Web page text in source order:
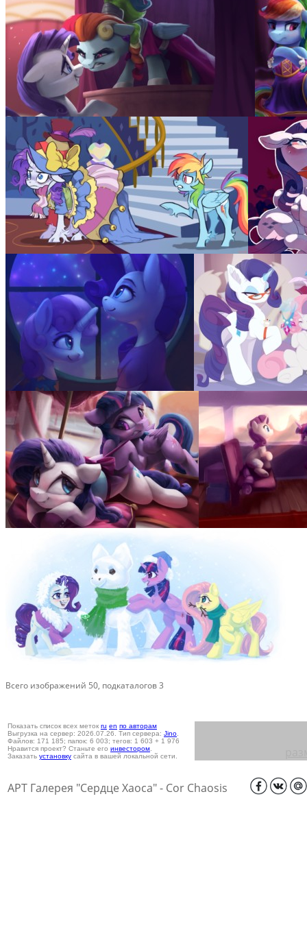
Всего изображений 50, подкаталогов 3
Показать список всех меток ru en по авторам
Выгрузка на сервер: 2026.07.26. Тип сервера: Jino
Файлов: 171 185; папок: 6 003; тегов: 1 603 + 1 976
Нравится проект? Станьте его инвестором
Заказать установку сайта в вашей локальной сети.
АРТ Галерея "Сердце Хаоса" - Cor Chaosis